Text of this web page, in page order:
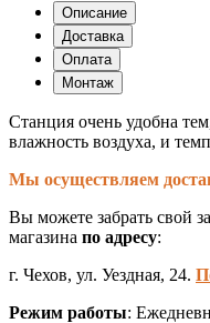
коробке)Описание
Доставка
Оплата
Монтаж
Станция очень удобна
влажность воздуха, и
Мы осуществляем
Вы можете забрать свой
магазина по адресу:
г. Чехов, ул. Уездная, 24.
Режим работы: